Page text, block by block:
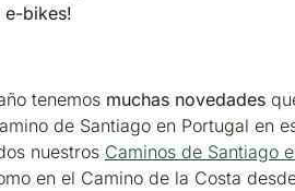
e-bikes!
tenemos muchas novedades
de Santiago en Portugal en
nuestros Caminos de Santiago
en el Camino de la Costa